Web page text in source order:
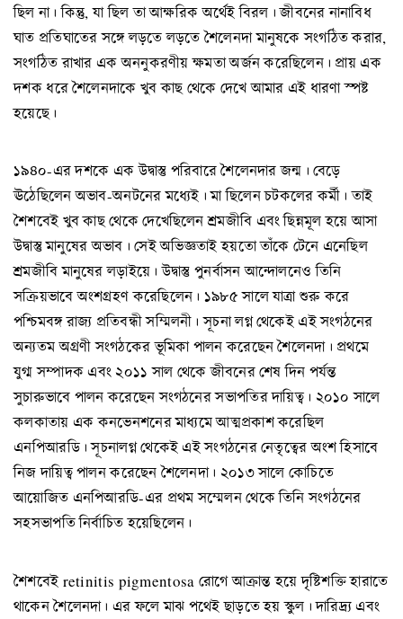
ছিল না। কিন্তু, যা ছিল তা আক্ষরিক অর্থেই বিরল। জীবনের নানাবিধ
ঘাত প্রতিঘাতের সঙ্গে লড়তে লড়তে শৈলেনদা মানুষকে সংগঠিত করার,
সংগঠিত রাখার এক অননুকরণীয় ক্ষমতা অর্জন করেছিলেন। প্রায় এক
দশক ধরে শৈলেনদাকে খুব কাছ থেকে দেখে আমার এই ধারণা স্পষ্ট
হয়েছে।
১৯৪০-এর দশকে এক উদ্বাস্তু পরিবারে শৈলেনদার জন্ম। বেড়ে
ঊঠেছিলেন অভাব-অনটনের মধ্যেই। মা ছিলেন চটকলের কর্মী। তাই
শৈশবেই খুব কাছ থেকে দেখেছিলেন শ্রমজীবি এবং ছিন্নমূল হয়ে আসা
উদ্বাস্তু মানুষের অভাব। সেই অভিজ্ঞতাই হয়তো তাঁকে টেনে এনেছিল
শ্রমজীবি মানুষের লড়াইয়ে। উদ্বাস্তু পুনর্বাসন আন্দোলনেও তিনি
সক্রিয়ভাবে অংশগ্রহণ করেছিলেন। ১৯৮৫ সালে যাত্রা শুরু করে
পশ্চিমবঙ্গ রাজ্য প্রতিবন্ধী সম্মিলনী। সূচনা লগ্ন থেকেই এই সংগঠনের
অন্যতম অগ্রণী সংগঠকের ভূমিকা পালন করেছেন শৈলেনদা। প্রথমে
যুগ্ম সম্পাদক এবং ২০১১ সাল থেকে জীবনের শেষ দিন পর্যন্ত
সুচারুভাবে পালন করেছেন সংগঠনের সভাপতির দায়িত্ব। ২০১০ সালে
কলকাতায় এক কনভেনশনের মাধ্যমে আত্মপ্রকাশ করেছিল
এনপিআরডি। সূচনালগ্ন থেকেই এই সংগঠনের নেতৃত্বের অংশ হিসাবে
নিজ দায়িত্ব পালন করেছেন শৈলেনদা। ২০১৩ সালে কোচিতে
আয়োজিত এনপিআরডি-এর প্রথম সম্মেলন থেকে তিনি সংগঠনের
সহসভাপতি নির্বাচিত হয়েছিলেন।
শৈশবেই retinitis pigmentosa রোগে আক্রান্ত হয়ে দৃষ্টিশক্তি হারাতে
থাকেন শৈলেনদা। এর ফলে মাঝ পথেই ছাড়তে হয় স্কুল। দারিদ্র্য এবং